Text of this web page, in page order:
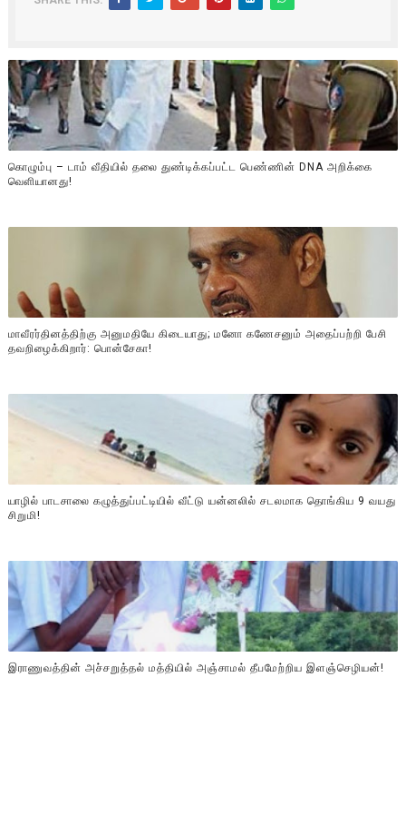
கொழும்பு – டாம் வீதியில் தலை துண்டிக்கப்பட்ட பெண்ணின் DNA அறிக்கை
வௌியானது!
மாவீரர்தினத்திற்கு அனுமதியே கிடையாது; மனோ கணேசனும் அதைப்பற்றி பேசி
தவறிழைக்கிறார்: பொன்சேகா!
யாழில் பாடசாலை கழுத்துப்பட்டியில் வீட்டு யன்னலில் சடலமாக தொங்கிய 9 வயது
சிறுமி!
இராணுவத்தின் அச்சறுத்தல் மத்தியில் அஞ்சாமல் தீபமேற்றிய இளஞ்செழியன்!